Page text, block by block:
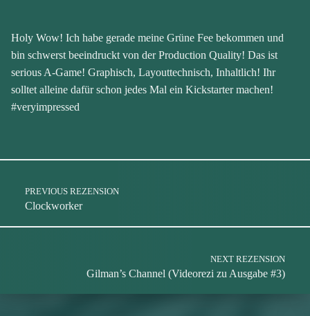
Holy Wow! Ich habe gerade meine Grüne Fee bekommen und
bin schwerst beeindruckt von der Production Quality! Das ist
serious A-Game! Graphisch, Layouttechnisch, Inhaltlich! Ihr
solltet alleine dafür schon jedes Mal ein Kickstarter machen!
#veryimpressed
Post navigation
PREVIOUS REZENSION
Clockworker
NEXT REZENSION
Gilman’s Channel (Videorezi zu Ausgabe #3)